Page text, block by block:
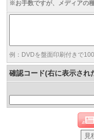
※お手数ですが、メディアの
例：DVDを盤面印刷付きで
確認コード(右に表示され
見